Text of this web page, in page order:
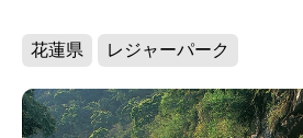
花蓮県 レジャーパーク